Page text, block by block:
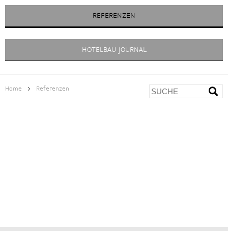
REFERENZEN
HOTELBAU JOURNAL
Home > Referenzen